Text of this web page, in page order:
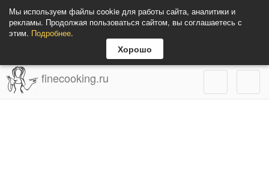
Мы используем файлы cookie для работы сайта, аналитики и
рекламы. Продолжая пользоваться сайтом, вы соглашаетесь с
этим. Подробнее.
Хорошо
finecooking.ru